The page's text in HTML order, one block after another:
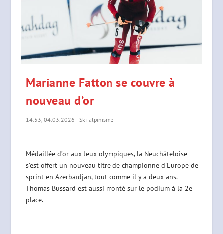
Marianne Fatton se couvre à
nouveau d’or
14:53, 04.03.2026 |Ski-alpinisme
Médaillée d’or aux Jeux olympiques, la Neuchâteloise
s’est offert un nouveau titre de championne d’Europe de
sprint en Azerbaïdjan, tout comme il y a deux ans.
Thomas Bussard est aussi monté sur le podium à la 2e
place.